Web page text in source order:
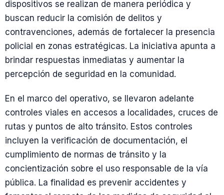
dispositivos se realizan de manera periódica y
buscan reducir la comisión de delitos y
contravenciones, además de fortalecer la presencia
policial en zonas estratégicas. La iniciativa apunta a
brindar respuestas inmediatas y aumentar la
percepción de seguridad en la comunidad.
En el marco del operativo, se llevaron adelante
controles viales en accesos a localidades, cruces de
rutas y puntos de alto tránsito. Estos controles
incluyen la verificación de documentación, el
cumplimiento de normas de tránsito y la
concientización sobre el uso responsable de la vía
pública. La finalidad es prevenir accidentes y